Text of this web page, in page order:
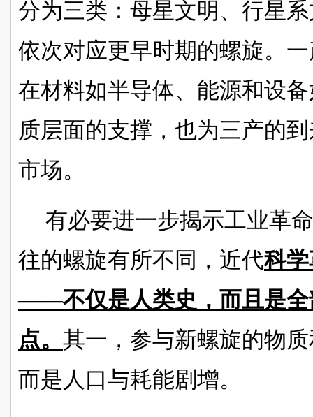
分为三类：母星文明、行星
依次对应更早时期的螺旋。
在材料如半导体、能源和设
质层面的支撑，也为三产的
市场。
有必要进一步揭示工业革
往的螺旋有所不同，近代科
——不仅是人类史，而且是全
点。 其一，参与新螺旋的物
而是人口与耗能剧增。